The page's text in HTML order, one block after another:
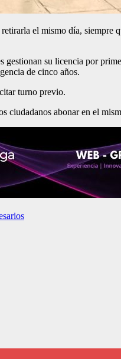
el mismo día, siempre
su licencia por
de cinco años.
turno previo.
abonar en el